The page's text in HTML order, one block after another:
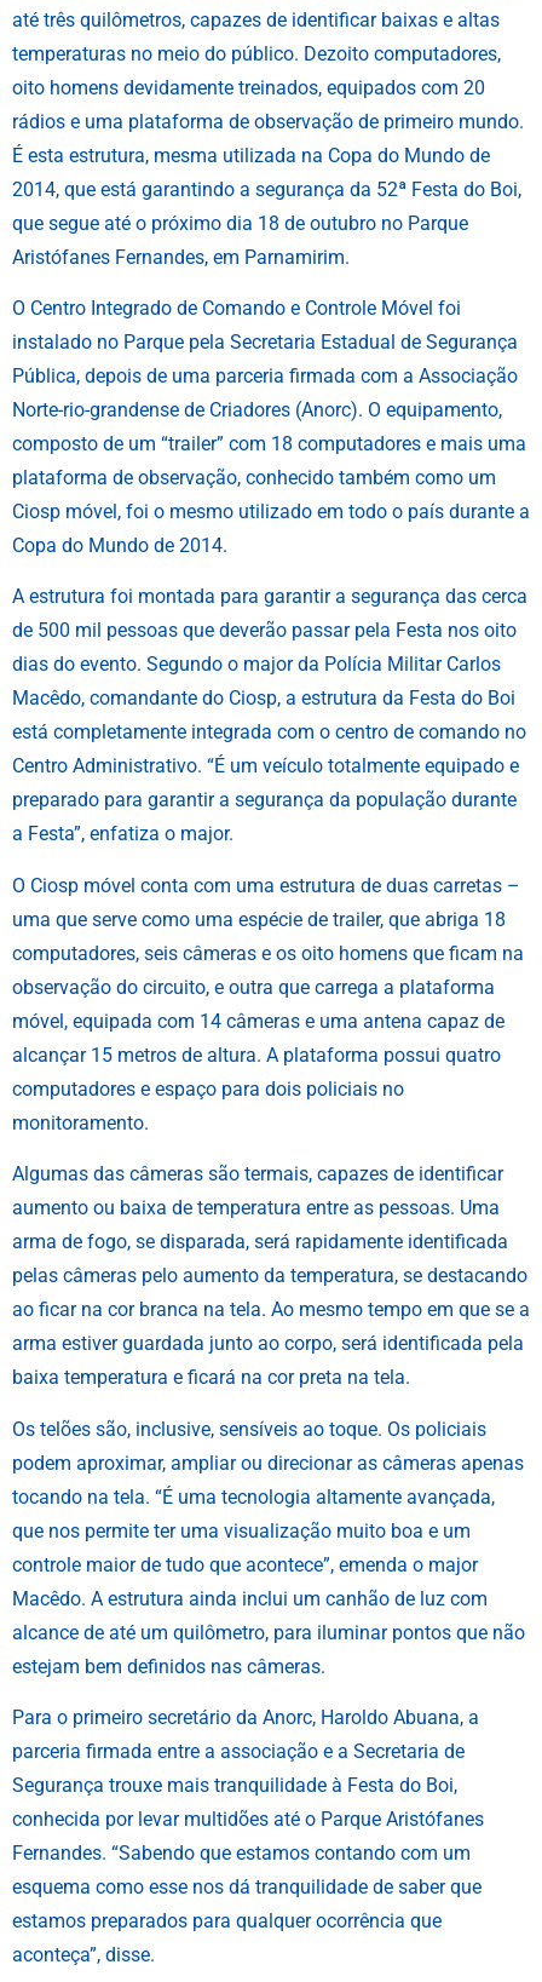
até três quilômetros, capazes de identificar baixas e altas
temperaturas no meio do público. Dezoito computadores,
oito homens devidamente treinados, equipados com 20
rádios e uma plataforma de observação de primeiro mundo.
É esta estrutura, mesma utilizada na Copa do Mundo de
2014, que está garantindo a segurança da 52ª Festa do Boi,
que segue até o próximo dia 18 de outubro no Parque
Aristófanes Fernandes, em Parnamirim.
O Centro Integrado de Comando e Controle Móvel foi
instalado no Parque pela Secretaria Estadual de Segurança
Pública, depois de uma parceria firmada com a Associação
Norte-rio-grandense de Criadores (Anorc). O equipamento,
composto de um “trailer” com 18 computadores e mais uma
plataforma de observação, conhecido também como um
Ciosp móvel, foi o mesmo utilizado em todo o país durante a
Copa do Mundo de 2014.
A estrutura foi montada para garantir a segurança das cerca
de 500 mil pessoas que deverão passar pela Festa nos oito
dias do evento. Segundo o major da Polícia Militar Carlos
Macêdo, comandante do Ciosp, a estrutura da Festa do Boi
está completamente integrada com o centro de comando no
Centro Administrativo. “É um veículo totalmente equipado e
preparado para garantir a segurança da população durante
a Festa”, enfatiza o major.
O Ciosp móvel conta com uma estrutura de duas carretas –
uma que serve como uma espécie de trailer, que abriga 18
computadores, seis câmeras e os oito homens que ficam na
observação do circuito, e outra que carrega a plataforma
móvel, equipada com 14 câmeras e uma antena capaz de
alcançar 15 metros de altura. A plataforma possui quatro
computadores e espaço para dois policiais no
monitoramento.
Algumas das câmeras são termais, capazes de identificar
aumento ou baixa de temperatura entre as pessoas. Uma
arma de fogo, se disparada, será rapidamente identificada
pelas câmeras pelo aumento da temperatura, se destacando
ao ficar na cor branca na tela. Ao mesmo tempo em que se a
arma estiver guardada junto ao corpo, será identificada pela
baixa temperatura e ficará na cor preta na tela.
Os telões são, inclusive, sensíveis ao toque. Os policiais
podem aproximar, ampliar ou direcionar as câmeras apenas
tocando na tela. “É uma tecnologia altamente avançada,
que nos permite ter uma visualização muito boa e um
controle maior de tudo que acontece”, emenda o major
Macêdo. A estrutura ainda inclui um canhão de luz com
alcance de até um quilômetro, para iluminar pontos que não
estejam bem definidos nas câmeras.
Para o primeiro secretário da Anorc, Haroldo Abuana, a
parceria firmada entre a associação e a Secretaria de
Segurança trouxe mais tranquilidade à Festa do Boi,
conhecida por levar multidões até o Parque Aristófanes
Fernandes. “Sabendo que estamos contando com um
esquema como esse nos dá tranquilidade de saber que
estamos preparados para qualquer ocorrência que
aconteça”, disse.